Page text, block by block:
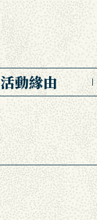
活動緣由